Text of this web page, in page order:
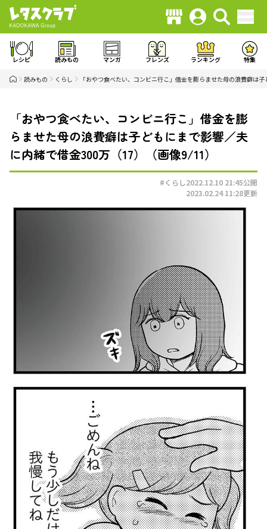
レシピ 読みもの マンガ フレンズ ランキング 特集
読みもの くらし 「おやつ食べたい、コンビニ行こ」借金を膨らませた母の浪費癖は
「おやつ食べたい、コンビニ行こ」借金を膨
らませた母の浪費癖は子どもにまで影響／夫
に内緒で借金300万（17）（画像9/11）
#くらし2022.12.10 21:45公開
2023.02.24 11:28更新